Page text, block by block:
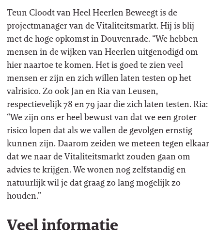
Teun Cloodt van Heel Heerlen Beweegt is de
projectmanager van de Vitaliteitsmarkt. Hij is blij
met de hoge opkomst in Douvenrade. “We hebben
mensen in de wijken van Heerlen uitgenodigd om
hier naartoe te komen. Het is goed te zien veel
mensen er zijn en zich willen laten testen op het
valrisico. Zo ook Jan en Ria van Leusen,
respectievelijk 78 en 79 jaar die zich laten testen. Ria:
“We zijn ons er heel bewust van dat we een groter
risico lopen dat als we vallen de gevolgen ernstig
kunnen zijn. Daarom zeiden we meteen tegen elkaar
dat we naar de Vitaliteitsmarkt zouden gaan om
advies te krijgen. We wonen nog zelfstandig en
natuurlijk wil je dat graag zo lang mogelijk zo
houden.”
Veel informatie